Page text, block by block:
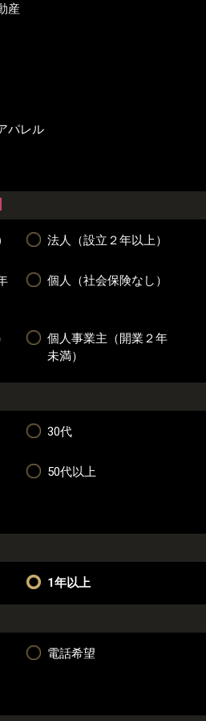
産
パレル
法人（設立２年以上）
個人（社会保険なし）
個人事業主（開業２年
未満）
30代
50代以上
1年以上
電話希望